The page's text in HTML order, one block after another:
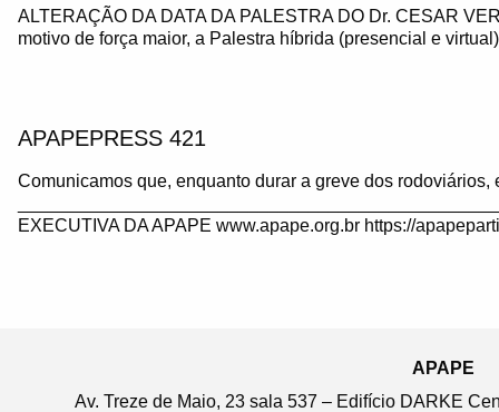
ALTERAÇÃO DA DATA DA PALESTRA DO Dr. CESAR
motivo de força maior, a Palestra híbrida (presencial e
APAPEPRESS 421
Comunicamos que, enquanto durar a greve dos
EXECUTIVA DA APAPE www.apape.org.br https://
APAPE
Av. Treze de Maio, 23 sala 537 – Edifício DARKE